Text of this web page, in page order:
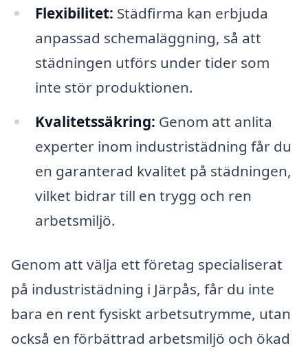
Flexibilitet: Städfirma kan erbjuda
anpassad schemaläggning, så att
städningen utförs under tider som
inte stör produktionen.
Kvalitetssäkring: Genom att anlita
experter inom industristädning får du
en garanterad kvalitet på städningen,
vilket bidrar till en trygg och ren
arbetsmiljö.
Genom att välja ett företag specialiserat
på industristädning i Järpås, får du inte
bara en rent fysiskt arbetsutrymme, utan
också en förbättrad arbetsmiljö och ökad